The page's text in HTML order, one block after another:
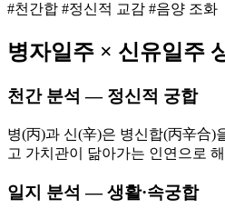
#천간합 #정신적 교감 #음양 조화
병자일주 × 신유일주
천간 분석 — 정신적 궁합
병(丙)과 신(辛)은 병신합(丙辛合)
고 가치관이 닮아가는 인연으로
일지 분석 — 생활·속궁합